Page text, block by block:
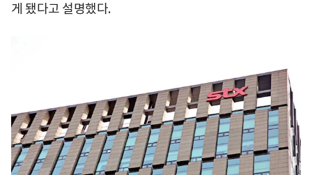
게 됐다고 설명했다.